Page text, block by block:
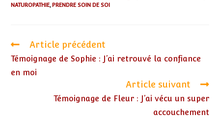
NATUROPATHIE, PRENDRE SOIN DE SOI
Article précédent
Témoignage de Sophie : J’ai retrouvé la confiance
en moi
Article suivant
Témoignage de Fleur : J’ai vécu un super
accouchement